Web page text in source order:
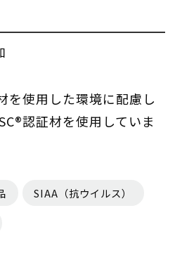
を使用した環境に配慮し
認証材を使用していま
SIAA（抗ウイルス）